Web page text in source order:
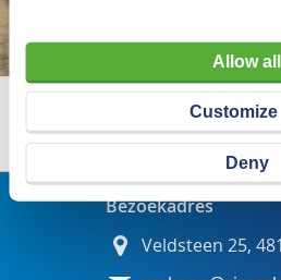
Allow all
Customize
Deny
Wij adviseren
Bezoekadres
Veldsteen 25,